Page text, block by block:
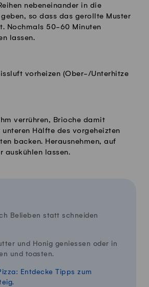
nebeneinander in die
so dass das gerollte Muster
Nochmals 50-60 Minuten
lassen.
vorheizen (Ober-/Unterhitze
verrühren, Brioche damit
unteren Hälfte des vorgeheizten
backen. Herausnehmen, auf
auskühlen lassen.
Belieben statt schneiden
und Honig geniessen oder in
und toasten.
Entdecke Tipps zum